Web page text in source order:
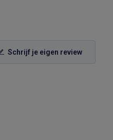
Schrijf je eigen review